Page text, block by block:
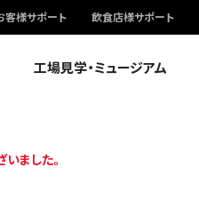
客様サポート 飲食店様サポート
工場見学・ミュージアム
ました。